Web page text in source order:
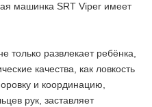
машинка SRT Viper имеет
только развлекает ребёнка,
качества, как ловкость
и координацию,
рук, заставляет